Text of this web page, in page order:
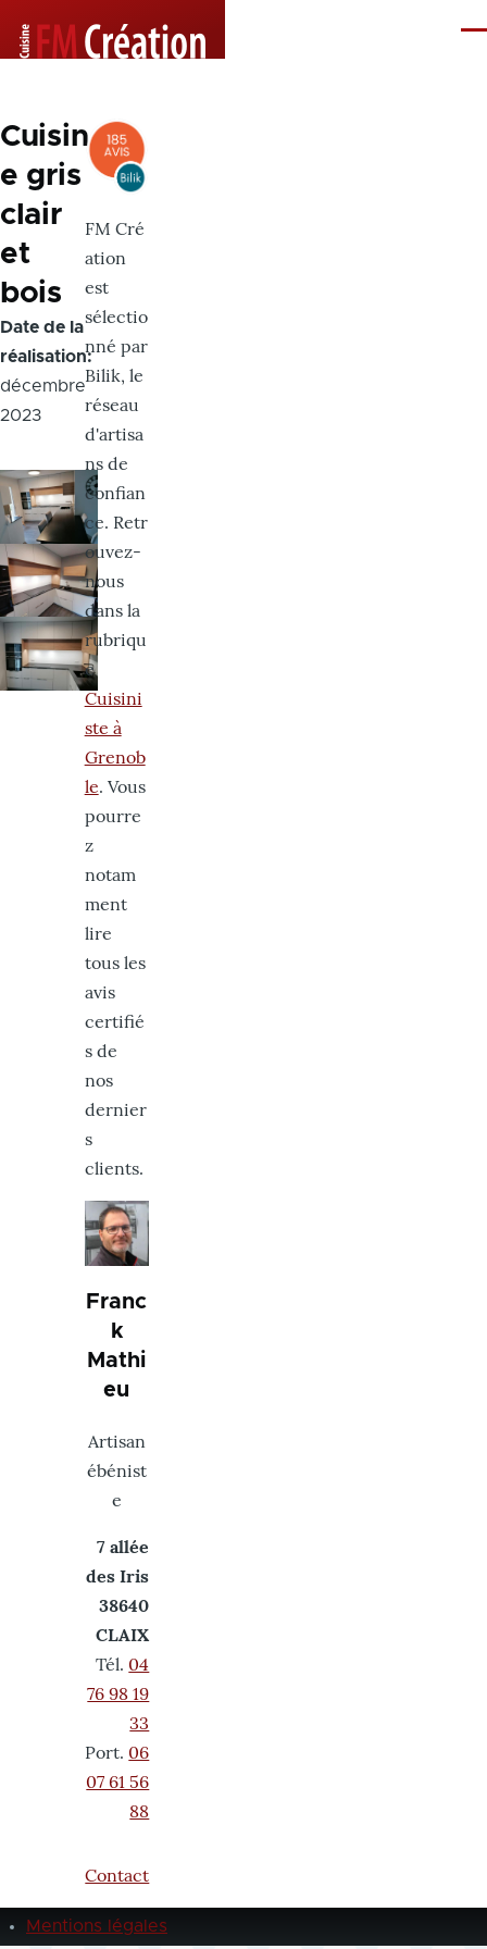
Cuisin
e gris
clair
et
bois
Date de la
réalisation
décembre
2023
FM Cré
ation
est
sélectio
nné par
Bilik, le
réseau
d'artisa
ns de
confian
ce. Retr
ouvez-
nous
dans la
rubriqu
e
Cuisini
ste à
Grenob
le. Vous
pourre
z
notam
ment
lire
tous les
avis
certifié
s de
nos
dernier
s
clients.
Image
Franc
k
Mathi
eu
Artisan
ébénist
e
7 allée
des Iris
38640
CLAIX
Tél. 04
76 98 19
33
Port. 06
07 61 56
88
Contact
PiedMentions légales